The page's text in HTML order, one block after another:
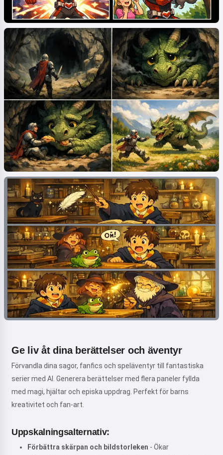
Ge liv åt dina berättelser och äventyr
Förvandla dina sagor, fanfics och speläventyr till fantastiska
serier med AI. Generera berättelser med flera paneler fyllda
med magi, hjältar och episka uppdrag. Perfekt för barns
kreativitet och fan-art.
Uppskalningsalternativ:
Förbättra skärpan och bildstorleken - Ökar